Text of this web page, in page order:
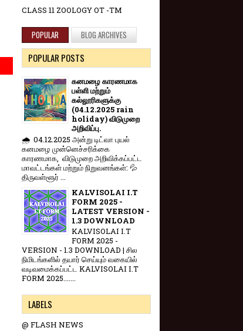
CLASS 11 ZOOLOGY OT -TM
POPULAR BLOG ARCHIVES
POPULAR POSTS
கனமழை காரணமாக
பள்ளி மற்றும்
கல்லூரிகளுக்கு
(04.12.2025 rain
holiday) விடுமுறை
அறிவிப்பு.
🌧️ 04.12.2025 அன்று டிட்வா புயல்
கனமழை முன்னெச்சரிக்கை
காரணமாக, விடுமுறை அறிவிக்கப்பட்ட
மாவட்டங்கள் மற்றும் நிறுவனங்கள்: 💦
திருவள்ளூர் ...
KALVISOLAI I.T
FORM 2025 -
LATEST VERSION -
1.3 DOWNLOAD
KALVISOLAI I.T
FORM 2025 -
VERSION - 1.3 DOWNLOAD | சில
நிமிடங்களில் தயார் செய்யும் வகையில்
வடிவமைக்கப்பட்ட KALVISOLAI I.T
FORM 2025.......
LABELS
@ FLASH NEWS